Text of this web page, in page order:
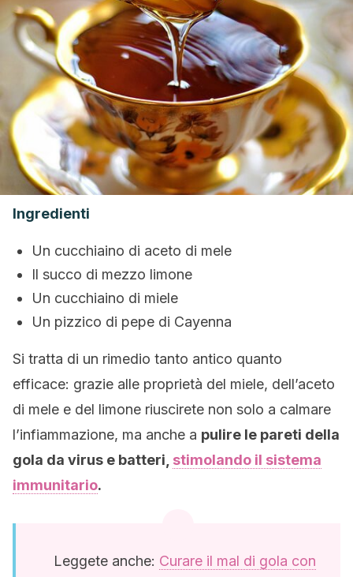
Ingredienti
Un cucchiaino di aceto di mele
Il succo di mezzo limone
Un cucchiaino di miele
Un pizzico di pepe di Cayenna
Si tratta di un rimedio tanto antico quanto
efficace: grazie alle proprietà del miele, dell’aceto
di mele e del limone riuscirete non solo a calmare
l’infiammazione, ma anche a pulire le pareti della
gola da virus e batteri, stimolando il sistema
immunitario.
Leggete anche: Curare il mal di gola con